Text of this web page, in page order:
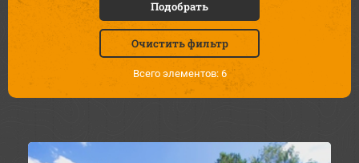
Подобрать
Очистить фильтр
Всего элементов: 6